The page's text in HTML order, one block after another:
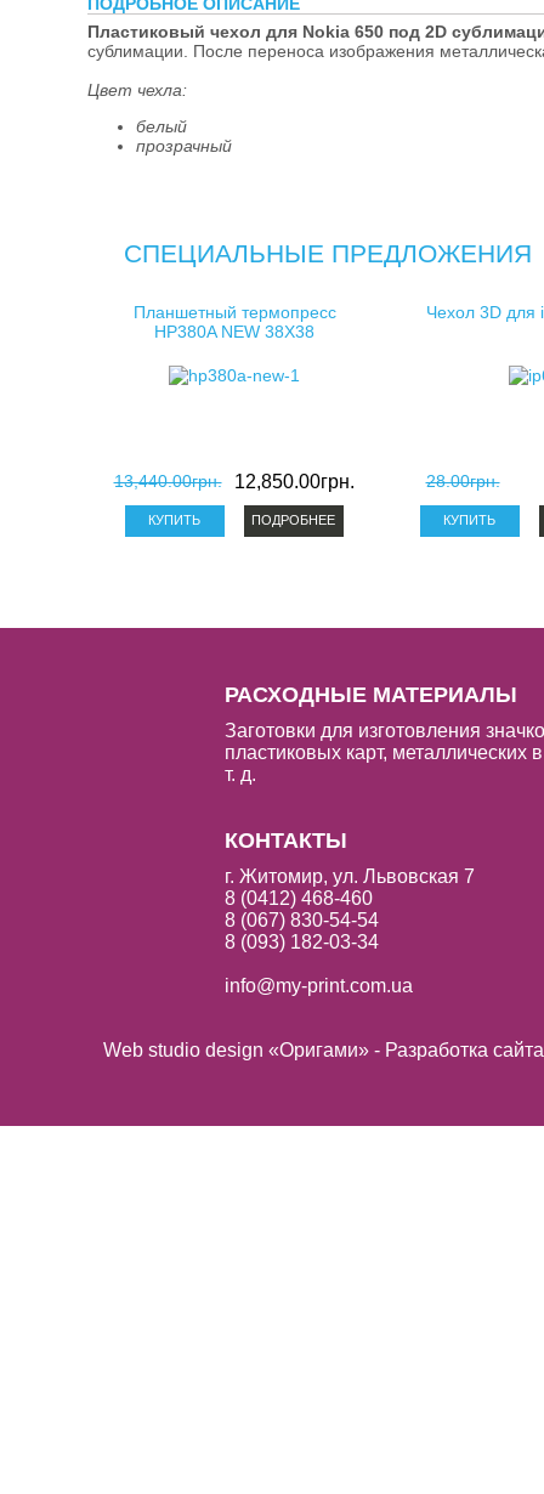
косметички
клатчи для
Пластиковый чехол для Nokia 650 под 2D
сублимации. После переноса изображения
Цвет чехла:
белый
прозрачный
СПЕЦИАЛЬНЫЕ ПРЕДЛОЖЕНИЯ
Планшетный термопресс
HP380A NEW 38X38
13,440.00грн. 12,850.00грн.
ПОДРОБНЕЕ
Чехол 3D для
28.00грн.
РАСХОДНЫЕ МАТЕРИАЛЫ
Заготовки для изготовления
пластиковых карт, металлических
т. д.
КОНТАКТЫ
г. Житомир, ул. Львовская 7
8 (0412) 468-460
8 (067) 830-54-54
8 (093) 182-03-34
info@my-print.com.ua
Web studio design «Оригами» - Разработка